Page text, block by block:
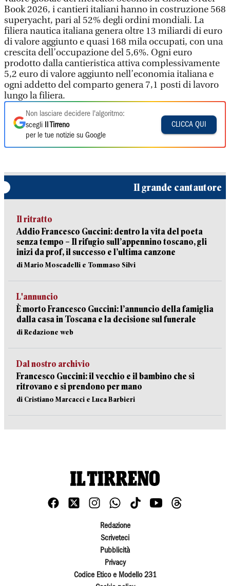
Non lasciare decidere l'algoritmo:
scegli
Il Tirreno
per le tue notizie su Google
CLICCA QUI
Il grande cantautore
Il ritratto
Addio Francesco Guccini: dentro la vita del poeta
senza tempo – Il rifugio sull’appennino toscano, gli
inizi da prof, il successo e l’ultima canzone
di Mario Moscadelli e Tommaso Silvi
L'annuncio
È morto Francesco Guccini: l’annuncio della famiglia
dalla casa in Toscana e la decisione sul funerale
di Redazione web
Dal nostro archivio
Francesco Guccini: il vecchio e il bambino che si
ritrovano e si prendono per mano
di Cristiano Marcacci e Luca Barbieri
Redazione
Scriveteci
Pubblicità
Privacy
Codice Etico e Modello 231